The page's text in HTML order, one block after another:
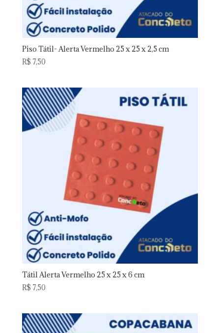
Piso Tátil- Alerta Vermelho 25 x 25 x 2,5 cm
R$ 7,50
Tátil Alerta Vermelho 25 x 25 x 6 cm
R$ 7,50